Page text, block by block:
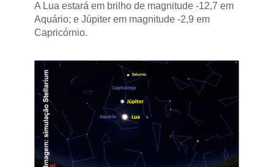
A Lua estará em brilho de magnitude -12,7 em
Aquário; e Júpiter em magnitude -2,9 em
Capricórnio.